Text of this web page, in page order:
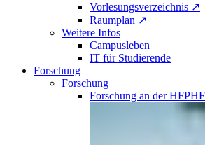
Vorlesungsverzeichnis ↗
Raumplan ↗
Weitere Infos
Campusleben
IT für Studierende
Forschung
Forschung
Forschung an der HFPH